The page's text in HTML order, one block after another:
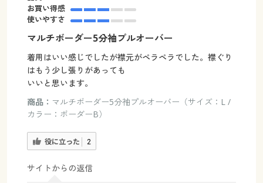
お買い得感
使いやすさ
マルチボーダー5分袖プルオーバー
着用はいい感じでしたが襟元がペラペラでした。襟ぐり
はもう少し張りがあっても
いいと思います。
商品： マルチボーダー5分袖プルオーバー（サイズ：L /
カラー：ボーダーB）
役に立った 2
サイトからの返信